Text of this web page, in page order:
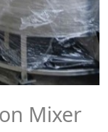
Mixer